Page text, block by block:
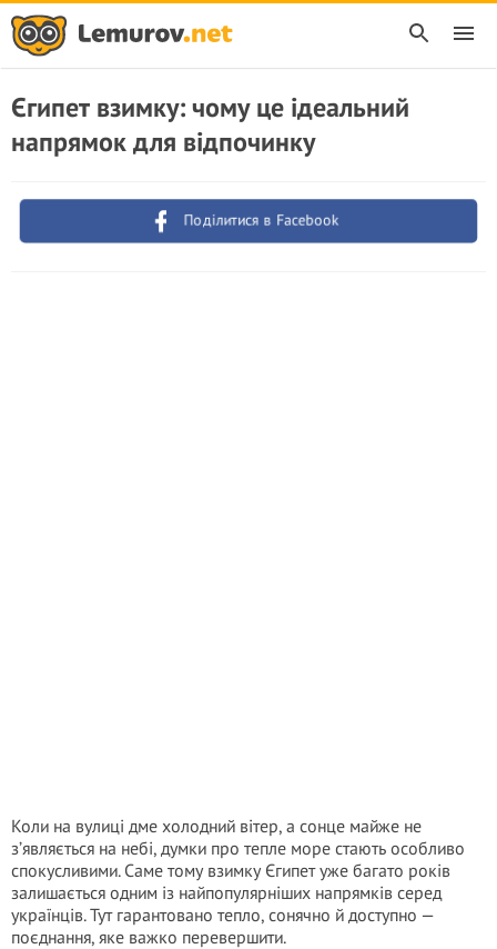
Єгипет взимку: чому це ідеальний
напрямок для відпочинку
Поділитися в Facebook
Коли на вулиці дме холодний вітер, а сонце майже не
з’являється на небі, думки про тепле море стають особливо
спокусливими. Саме тому взимку Єгипет уже багато років
залишається одним із найпопулярніших напрямків серед
українців. Тут гарантовано тепло, сонячно й доступно —
поєднання, яке важко перевершити.